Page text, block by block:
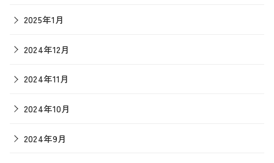
2025年1月
2024年12月
2024年11月
2024年10月
2024年9月